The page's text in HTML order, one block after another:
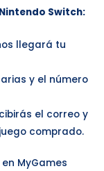
Switch:
llegará tu
y el número
el correo y
comprado.
MyGames